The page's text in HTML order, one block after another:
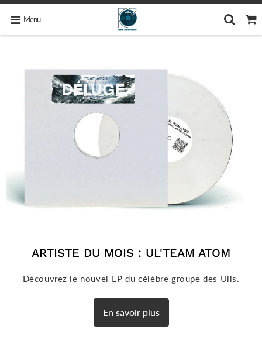
Menu
ARTISTE DU MOIS : UL'TEAM ATOM
Découvrez le nouvel EP du célèbre groupe des Ulis.
En savoir plus